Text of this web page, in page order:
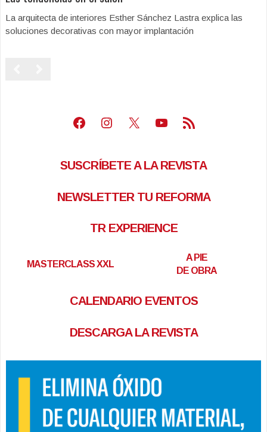
La arquitecta de interiores Esther Sánchez Lastra explica las
soluciones decorativas con mayor implantación
Facebook
Instagram
X Youtube
Feed RSS
SUSCRÍBETE A LA REVISTA
NEWSLETTER TU REFORMA
TR EXPERIENCE
MASTERCLASS XXL
A PIE
DE OBRA
CALENDARIO EVENTOS
DESCARGA LA REVISTA